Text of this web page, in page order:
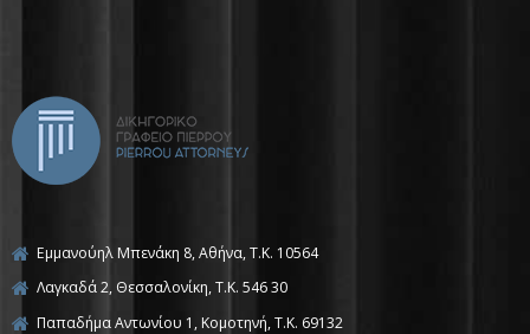
Εμμανούηλ Μπενάκη 8, Αθήνα, Τ.Κ. 10564
Λαγκαδά 2, Θεσσαλονίκη, T.K. 546 30
Παπαδήμα Αντωνίου 1, Κομοτηνή, T.K. 69132